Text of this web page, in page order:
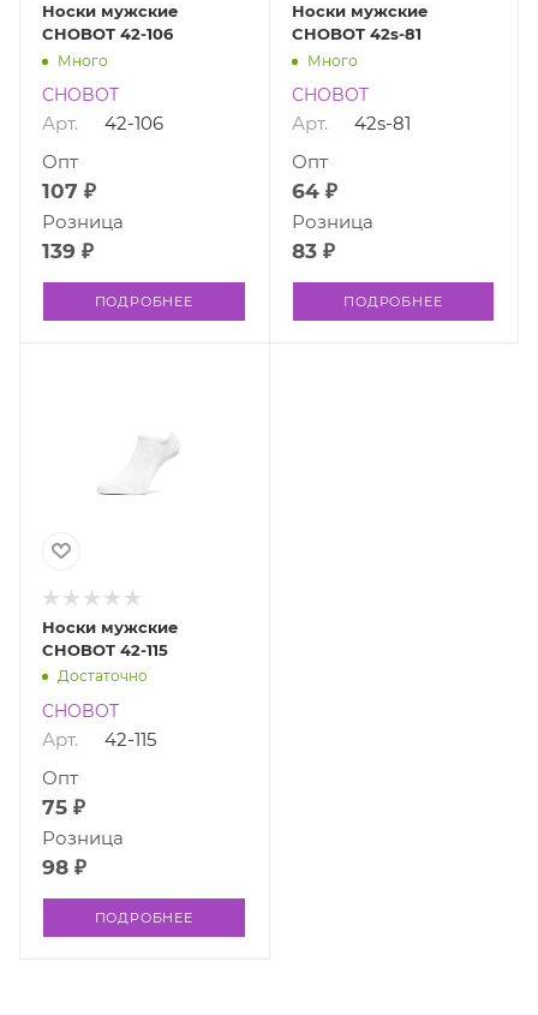
Носки мужские
CHOBOT 42-106
Много
CHOBOT
Арт. 42-106
107 ₽
Опт
139 ₽
Розница
ПОДРОБНЕЕ
Носки мужские
CHOBOT 42s-81
Много
CHOBOT
Арт. 42s-81
64 ₽
Опт
83 ₽
Розница
ПОДРОБНЕЕ
Носки мужские
CHOBOT 42-115
Достаточно
CHOBOT
Арт. 42-115
75 ₽
Опт
98 ₽
Розница
ПОДРОБНЕЕ